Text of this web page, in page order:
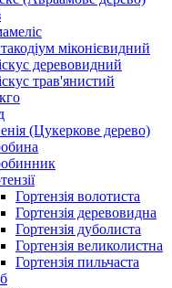
міконієвидний
деревовидний
трав'янистий
(Цукеркове дерево)
Гортензія волотиста
Гортензія деревовидна
Гортензія дуболиста
Гортензія великолистна
Гортензія пильчаста